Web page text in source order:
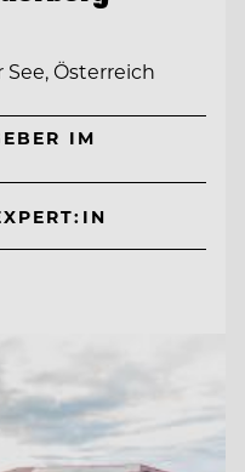
See, Österreich
IM